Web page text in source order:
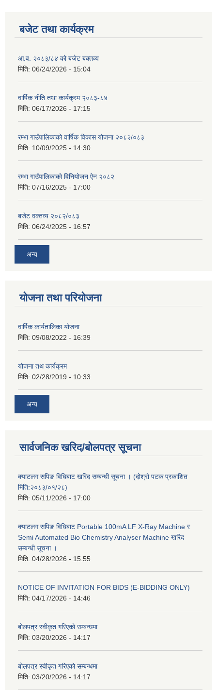
बजेट तथा कार्यक्रम
आ.व. २०८३/८४ को बजेट बक्तव्य
मिति: 06/24/2026 - 15:04
वार्षिक नीति तथा कार्यक्रम २०८३-८४
मिति: 06/17/2026 - 17:15
रम्भा गाउँपालिकाको वार्षिक विकास योजना २०८२/०८३
मिति: 10/09/2025 - 14:30
रम्भा गाउँपालिकाको विनियोजन ऐन २०८२
मिति: 07/16/2025 - 17:00
बजेट वक्तव्य २०८२/०८३
मिति: 06/24/2025 - 16:57
अन्य
योजना तथा परियोजना
वार्षिक कार्यतालिका योजना
मिति: 09/08/2022 - 16:39
योजना तथ कार्यक्रम
मिति: 02/28/2019 - 10:33
अन्य
सार्वजनिक खरिद/बोलपत्र सूचना
क्याटलग सपिङ विधिबाट खरिद सम्बन्धी सूचना । (दोश्रो पटक प्रकाशित
मिति:२०८३/०१/२८)
मिति: 05/11/2026 - 17:00
क्याटलग सपिङ विधिबाट Portable 100mA LF X-Ray Machine र
Semi Automated Bio Chemistry Analyser Machine खरिद
सम्बन्धी सूचना ।
मिति: 04/28/2026 - 15:55
NOTICE OF INVITATION FOR BIDS (E-BIDDING ONLY)
मिति: 04/17/2026 - 14:46
बोलपत्र स्वीकृत गरिएको सम्बन्धमा
मिति: 03/20/2026 - 14:17
बोलपत्र स्वीकृत गरिएको सम्बन्धमा
मिति: 03/20/2026 - 14:17